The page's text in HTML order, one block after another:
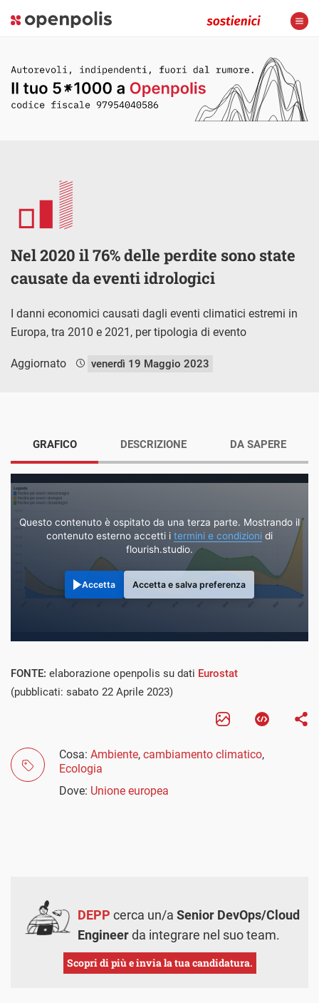
Nel 2020 il 76% delle perdite sono state
causate da eventi idrologici
I danni economici causati dagli eventi climatici estremi in
Europa, tra 2010 e 2021, per tipologia di evento
Aggiornato venerdì 19 Maggio 2023
GRAFICO
Questo contenuto è ospitato da una terza parte. Mostrando il
contenuto esterno accetti i termini e condizioni di
flourish.studio.
Accetta Accetta e salva preferenza
DESCRIZIONE DA SAPERE
FONTE: elaborazione openpolis su dati Eurostat
(pubblicati: sabato 22 Aprile 2023)
Cosa: Ambiente, cambiamento climatico,
Ecologia
Dove: Unione europea
DEPP cerca un/a Senior DevOps/Cloud
Engineerda integrare nel suo team.
Scopri di più e invia la tua candidatura.